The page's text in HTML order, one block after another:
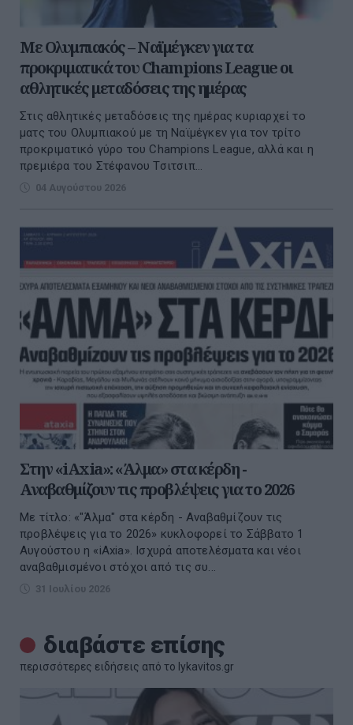
Με Ολυμπιακός – Ναϊμέγκεν για τα
προκριματικά του Champions League οι
αθλητικές μεταδόσεις της ημέρας
Στις αθλητικές μεταδόσεις της ημέρας κυριαρχεί το
ματς του Ολυμπιακού με τη Ναϊμέγκεν για τον τρίτο
προκριματικό γύρο του Champions League, αλλά και η
πρεμιέρα του Στέφανου Τσιτσιπ...
04 Αυγούστου 2026
Στην «iAxia»: «Άλμα» στα κέρδη -
Αναβαθμίζουν τις προβλέψεις για το 2026
Με τίτλο: «"Άλμα" στα κέρδη - Αναβαθμίζουν τις
προβλέψεις για το 2026» κυκλοφορεί το Σάββατο 1
Αυγούστου η «iAxia». Ισχυρά αποτελέσματα και νέοι
αναβαθμισμένοι στόχοι από τις συ...
31 Ιουλίου 2026
διαβάστε επίσης
περισσότερες ειδήσεις από το lykavitos.gr